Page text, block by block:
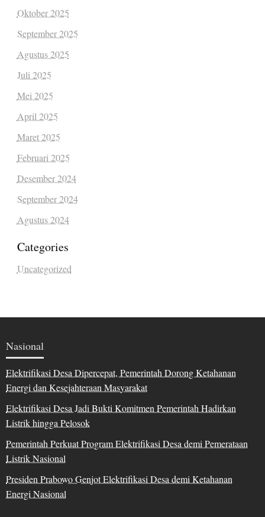
Oktober 2025
September 2025
Agustus 2025
Juli 2025
Mei 2025
April 2025
Maret 2025
Februari 2025
Desember 2024
September 2024
Agustus 2024
Categories
Uncategorized
Nasional
Elektrifikasi Desa Dipercepat, Pemerintah Dorong Ketahanan
Energi dan Kesejahteraan Masyarakat
Elektrifikasi Desa Jadi Bukti Komitmen Pemerintah Hadirkan
Listrik hingga Pelosok
Pemerintah Perkuat Program Elektrifikasi Desa demi Pemerataan
Listrik Nasional
Presiden Prabowo Genjot Elektrifikasi Desa demi Ketahanan
Energi Nasional